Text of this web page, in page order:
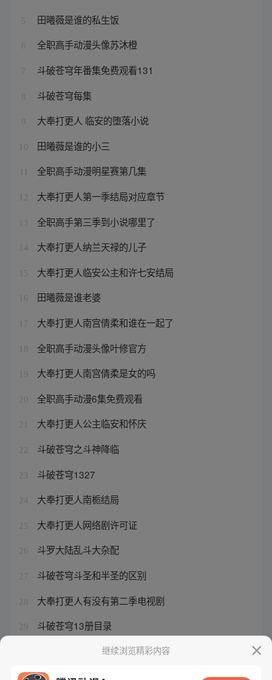
5 田曦薇是谁的私生饭
6 全职高手动漫头像苏沐橙
7 斗破苍穹年番集免费观看131
8 斗破苍穹每集
9 大奉打更人 临安的堕落小说
10 田曦薇是谁的小三
全职高手动漫明星赛第几集
12 大奉打更人第一季结局对应章节
13 全职高手第三季到小说哪里了
14 大奉打更人纳兰天禄的儿子
15 大奉打更人临安公主和许七安结局
16 田曦薇是谁老婆
17 大奉打更人南宫倩柔和谁在一起了
18 全职高手动漫头像叶修官方
19 大奉打更人南宫倩柔是女的吗
20 全职高手动漫6集免费观看
21 大奉打更人公主临安和怀庆
22 斗破苍穹之斗神降临
23 斗破苍穹1327
24 大奉打更人南栀结局
25 大奉打更人网络剧许可证
26 斗罗大陆乱斗大杂配
27 斗破苍穹斗圣和半圣的区别
28 大奉打更人有没有第二季电视剧
29 斗破苍穹13册目录
大奉打更人临安公主第几集回来
继续浏览精彩内容